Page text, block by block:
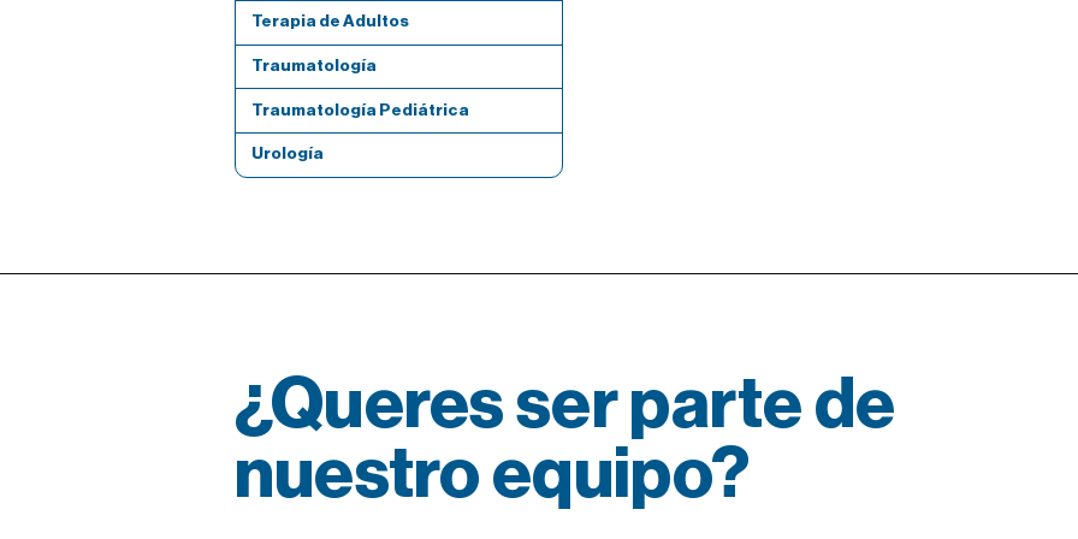
Terapia de Adultos
Traumatología
Traumatología Pediátrica
Urología
¿Queres ser parte de
nuestro equipo?